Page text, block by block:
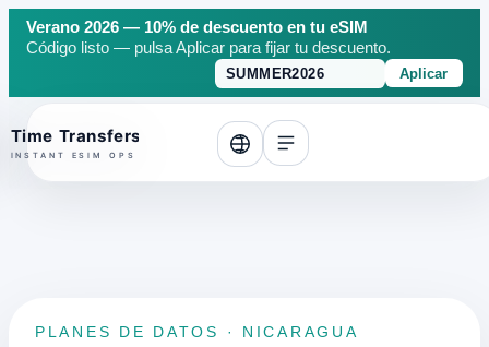
Verano 2026 — 10% de descuento en tu eSIM
Código listo — pulsa Aplicar para fijar tu descuento.
Aplicar
top
PLANES DE DATOS · NICARAGUA